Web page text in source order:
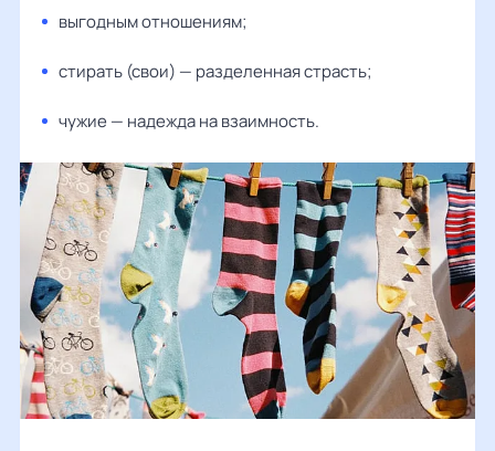
выгодным отношениям;
стирать (свои) — разделенная страсть;
чужие — надежда на взаимность.